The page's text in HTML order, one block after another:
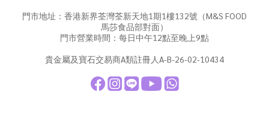
門市地址：香港新界荃灣荃新天地1期1樓132號（M&S FOOD
馬莎食品部對面）
門市營業時間：每日中午12點至晚上9點
貴金屬及寶石交易商A類註冊人A-B-26-02-10434